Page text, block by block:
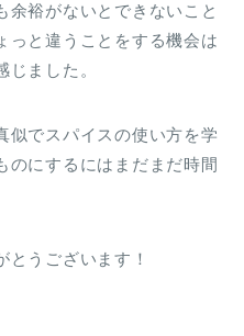
余裕がないとできないこと
っと違うことをする機会は
ました。
似でスパイスの使い方を学
のにするにはまだまだ時間
うございます！